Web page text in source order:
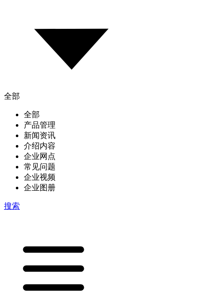
全部
全部
产品管理
新闻资讯
介绍内容
企业网点
常见问题
企业视频
企业图册
搜索